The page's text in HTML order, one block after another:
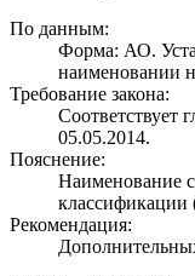
По данным:
Форма: АО.
наименовании
Требование закона:
Соответствует
05.05.2014.
Пояснение:
Наименование
Рекомендация: